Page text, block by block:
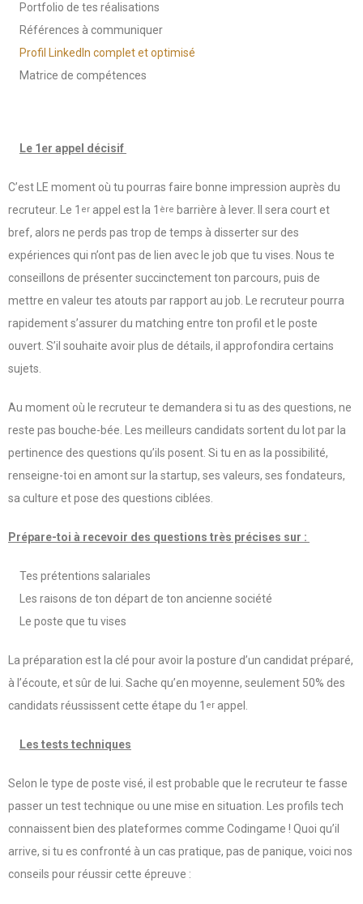
Portfolio de tes réalisations
Références à communiquer
Profil LinkedIn complet et optimisé
Matrice de compétences
Le 1er appel décisif
C’est LE moment où tu pourras faire bonne impression auprès du
recruteur. Le 1 er appel est la 1 ère barrière à lever. Il sera court et
bref, alors ne perds pas trop de temps à disserter sur des
expériences qui n’ont pas de lien avec le job que tu vises. Nous te
conseillons de présenter succinctement ton parcours, puis de
mettre en valeur tes atouts par rapport au job. Le recruteur pourra
rapidement s’assurer du matching entre ton profil et le poste
ouvert. S’il souhaite avoir plus de détails, il approfondira certains
sujets.
Au moment où le recruteur te demandera si tu as des questions, ne
reste pas bouche-bée. Les meilleurs candidats sortent du lot par la
pertinence des questions qu’ils posent. Si tu en as la possibilité,
renseigne-toi en amont sur la startup, ses valeurs, ses fondateurs,
sa culture et pose des questions ciblées.
Prépare-toi à recevoir des questions très précises sur :
Tes prétentions salariales
Les raisons de ton départ de ton ancienne société
Le poste que tu vises
La préparation est la clé pour avoir la posture d’un candidat préparé,
à l’écoute, et sûr de lui. Sache qu’en moyenne, seulement 50% des
candidats réussissent cette étape du 1 er appel.
Les tests techniques
Selon le type de poste visé, il est probable que le recruteur te fasse
passer un test technique ou une mise en situation. Les profils tech
connaissent bien des plateformes comme Codingame ! Quoi qu’il
arrive, si tu es confronté à un cas pratique, pas de panique, voici nos
conseils pour réussir cette épreuve :